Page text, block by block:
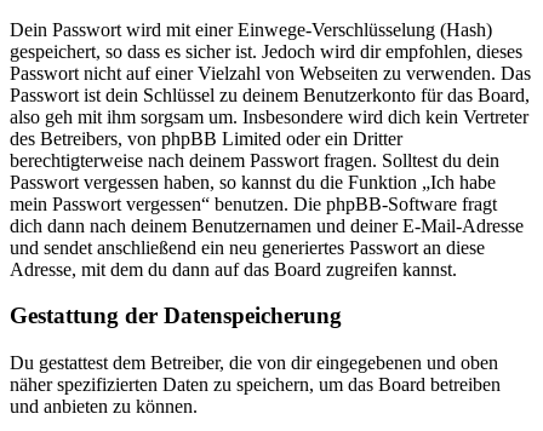
Dein Passwort wird mit einer Einwege-Verschlüsselung (Hash)
gespeichert, so dass es sicher ist. Jedoch wird dir empfohlen, dieses
Passwort nicht auf einer Vielzahl von Webseiten zu verwenden. Das
Passwort ist dein Schlüssel zu deinem Benutzerkonto für das Board,
also geh mit ihm sorgsam um. Insbesondere wird dich kein Vertreter
des Betreibers, von phpBB Limited oder ein Dritter
berechtigterweise nach deinem Passwort fragen. Solltest du dein
Passwort vergessen haben, so kannst du die Funktion „Ich habe
mein Passwort vergessen“ benutzen. Die phpBB-Software fragt
dich dann nach deinem Benutzernamen und deiner E-Mail-Adresse
und sendet anschließend ein neu generiertes Passwort an diese
Adresse, mit dem du dann auf das Board zugreifen kannst.
Gestattung der Datenspeicherung
Du gestattest dem Betreiber, die von dir eingegebenen und oben
näher spezifizierten Daten zu speichern, um das Board betreiben
und anbieten zu können.